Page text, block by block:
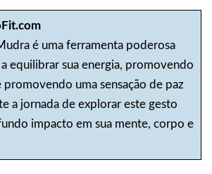
é uma ferramenta poderosa
equilibrar sua energia, promovendo
promovendo uma sensação de paz
a jornada de explorar este gesto
impacto em sua mente, corpo e